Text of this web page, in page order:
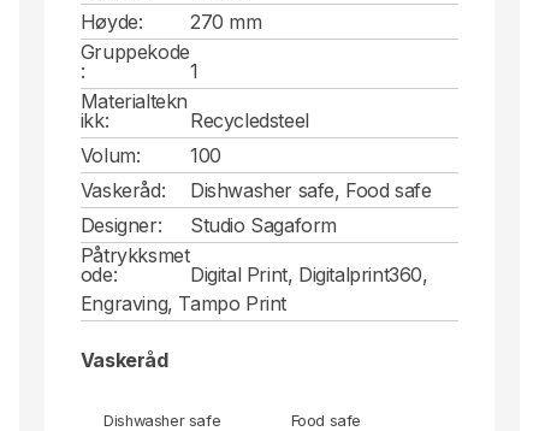
Høyde:
270 mm
Gruppekode
:
1
Materialtekn
ikk:
Recycledsteel
Volum:
100
Vaskeråd:
Dishwasher safe, Food safe
Designer:
Studio Sagaform
Påtrykksmet
ode:
Digital Print, Digitalprint360,
Engraving, Tampo Print
Vaskeråd
Dishwasher safe Food safe